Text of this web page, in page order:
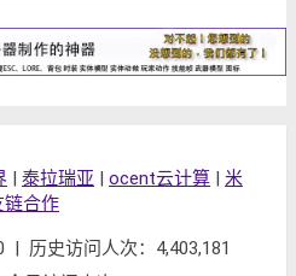
| 泰拉瑞亚 | ocent云计算 | 米
链合作
| 历史访问人次：4,403,181